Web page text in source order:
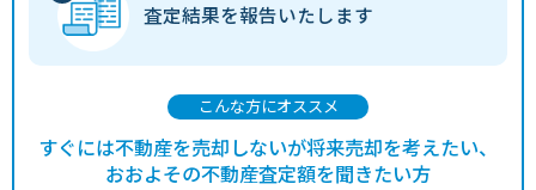
査定結果を報告いたします
こんな方にオススメ
すぐには不動産を売却しないが将来売却を考えたい、
おおよその不動産査定額を聞きたい方